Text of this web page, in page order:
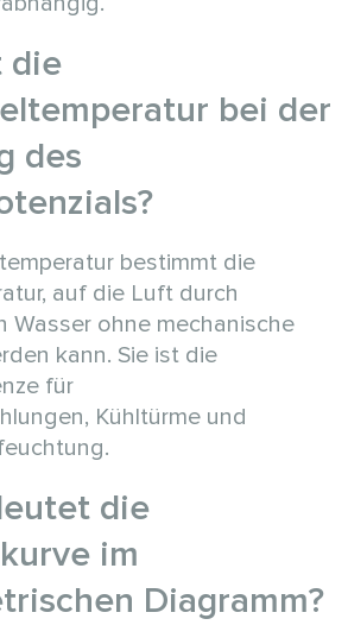
die
bei der
des
bestimmt die
auf die Luft durch
Wasser ohne mechanische
kann. Sie ist die
für
Kühltürme und
die
im
Diagramm?